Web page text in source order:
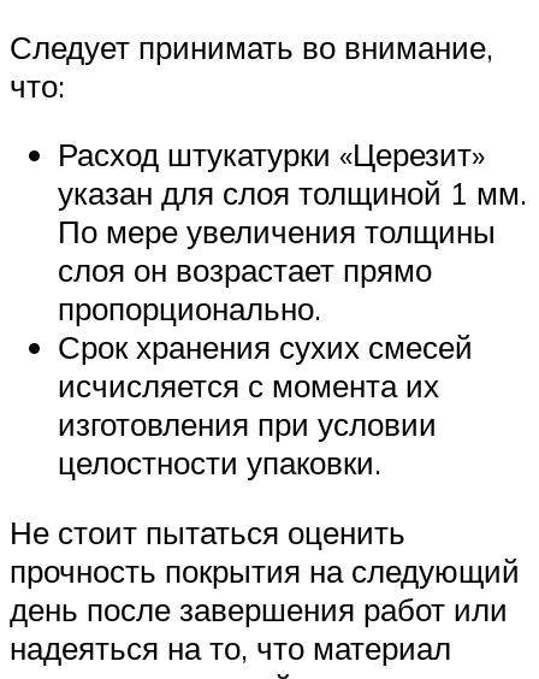
Следует принимать во внимание,
что:
Расход штукатурки «Церезит»
указан для слоя толщиной 1 мм.
По мере увеличения толщины
слоя он возрастает прямо
пропорционально.
Срок хранения сухих смесей
исчисляется с момента их
изготовления при условии
целостности упаковки.
Не стоит пытаться оценить
прочность покрытия на следующий
день после завершения работ или
надеяться на то, что материал